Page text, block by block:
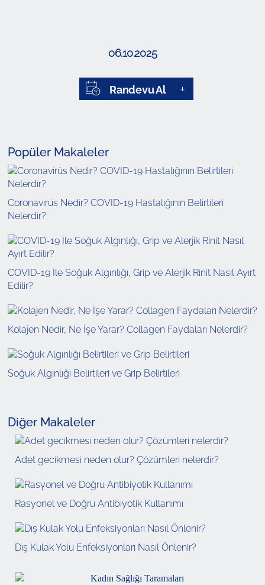
06.10.2025
Randevu Al
Popüler Makaleler
Coronavirüs Nedir? COVID-19 Hastalığının Belirtileri
Nelerdir?
COVID-19 İle Soğuk Algınlığı, Grip ve Alerjik Rinit Nasıl Ayırt
Edilir?
Kolajen Nedir, Ne İşe Yarar? Collagen Faydaları Nelerdir?
Soğuk Algınlığı Belirtileri ve Grip Belirtileri
Diğer Makaleler
Adet gecikmesi neden olur? Çözümleri nelerdir?
Rasyonel ve Doğru Antibiyotik Kullanımı
Dış Kulak Yolu Enfeksiyonları Nasıl Önlenir?